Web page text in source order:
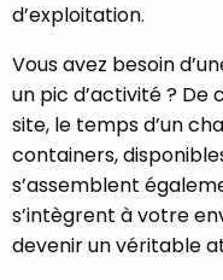
d’exploitation.
Vous avez besoin
un pic d’activité ?
site, le temps d’un
containers,
s’assemblent
s’intègrent à votre
devenir un véritable